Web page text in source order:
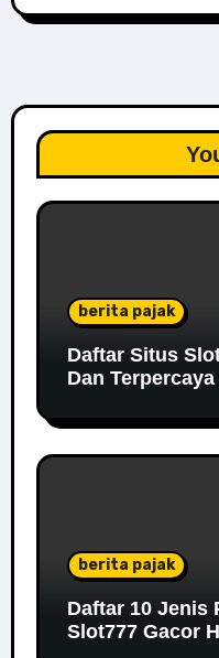
berita pajak
Daftar Situs
Dan Terpercaya
berita pajak
Daftar 10 Jenis
Slot777 Gacor